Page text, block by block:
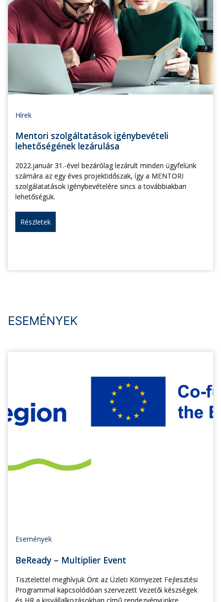
Hírek
Mentori szolgáltatások igénybevételi
lehetőségének lezárulása
2022.január 31.-ével bezárólag lezárult minden ügyfelünk
számára az egy éves projektidőszak, így a MENTORI
szolgálatatások igénybevételére sincs a továbbiakban
lehetőségük.
Részletek
ESEMÉNYEK
Események
BeReady – Multiplier Event
Tisztelettel meghívjuk Önt az Üzleti Környezet Fejlesztési
Programmal kapcsolódóan szervezett Vezetői készségek